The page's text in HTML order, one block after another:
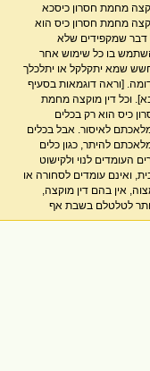
מחמת חסרון כיסכא
מחמת חסרון כיס הוא
דבר שמקפידים שלא
בו כל שימוש אחר
שמא יתקלקל או יתלכלך
[וראה דוגמאות בסעיף
וכל דין מוקצה מחמת
כיס הוא רק בכלים
לאיסור. אבל בכלים
להיתר, כגון כלים
העומדים לנוי ולקישוט
ואינם עומדים לסחורה או
אין בהם דין מוקצה,
לטלטלם בשבת אף
אף על פי שהם יקרים
עליו וחס עליהם. [ילקו''י
כרך ב עמוד שכח]. כב ואלו
דברים שיש בהם דין
מחמת חסרון כיס: אגרת
בולי דואר לא מוחתמים,
דואר ריקות, דרכון,
ניירות ערך, סכין של
או של שחיטה, סכין של
שמתקנים בו את
שמקפידים עליהם
לעשות בהם תשמיש אחר,
קלף של סופר, תקליטים,
אלה נקראים מוקצה מחמת
לצורך גופם או לצורך
[ילקוט יוסף שבת כרך ב'
שלב]. כג יש אומרים
יקרי ערך שלא הדליקו
באותה שבת, נחשבים
מחמת חסרון כיס.
והשימוש בהם הוא
האסור בשבת, חשיב
שמלאכתו לאיסור ושייך בו
מוקצה מחמת חסרון כיס.
אומרים, דכיון שאין עושים
עצמו שום איסור, רק
עליו, לא חשיב ככלי